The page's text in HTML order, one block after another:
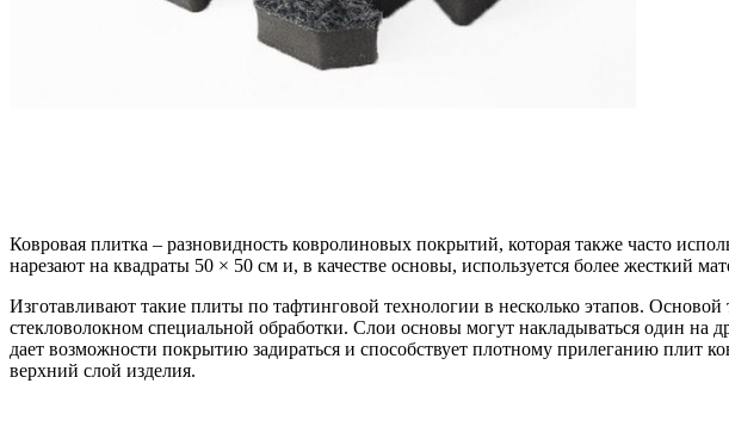
Ковровая плитка – разновидность ковролиновых покрытий, которая также часто
нарезают на квадраты 50 × 50 см и, в качестве основы, используется более жесткий
Изготавливают такие плиты по тафтинговой технологии в несколько этапов.
стекловолокном специальной обработки. Слои основы могут накладываться один на
дает возможности покрытию задираться и способствует плотному прилеганию плит
верхний слой изделия.